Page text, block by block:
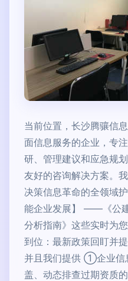
当前位置，长沙腾骧信
面信息服务的企业，专
研、管理建议和应急规
友好的咨询解决方案。
决策信息革命的全领域
能企业发展】 ——《公
分析指南》这些实时为
到位：最新政策回盯并
并且我们提供 ①企业信
盖、动态排查过期资质